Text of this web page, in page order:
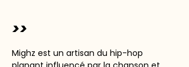
>>
Mighz est un artisan du hip-hop